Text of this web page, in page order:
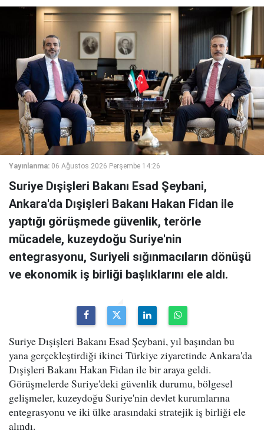
Yayınlanma: 06 Ağustos 2026 Perşembe 14:26
Suriye Dışişleri Bakanı Esad Şeybani,
Ankara'da Dışişleri Bakanı Hakan Fidan ile
yaptığı görüşmede güvenlik, terörle
mücadele, kuzeydoğu Suriye'nin
entegrasyonu, Suriyeli sığınmacıların dönüşü
ve ekonomik iş birliği başlıklarını ele aldı.
Suriye Dışişleri Bakanı Esad Şeybani, yıl başından bu
yana gerçekleştirdiği ikinci Türkiye ziyaretinde Ankara'da
Dışişleri Bakanı Hakan Fidan ile bir araya geldi.
Görüşmelerde Suriye'deki güvenlik durumu, bölgesel
gelişmeler, kuzeydoğu Suriye'nin devlet kurumlarına
entegrasyonu ve iki ülke arasındaki stratejik iş birliği ele
alındı.